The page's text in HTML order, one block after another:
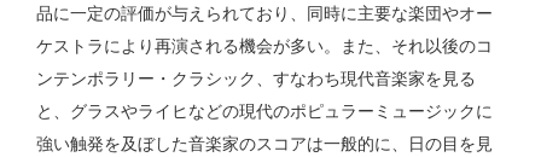
品に一定の評価が与えられており、同時に主要な楽団やオー
ケストラにより再演される機会が多い。また、それ以後のコ
ンテンポラリー・クラシック、すなわち現代音楽家を見る
と、グラスやライヒなどの現代のポピュラーミュージックに
強い触発を及ぼした音楽家のスコアは一般的に、日の目を見